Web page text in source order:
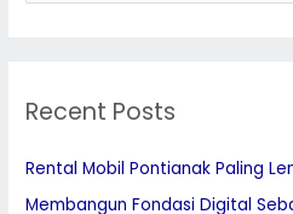
c
f
o
Recent Posts
Rental Mobil Pontianak Paling
Membangun Fondasi Digital